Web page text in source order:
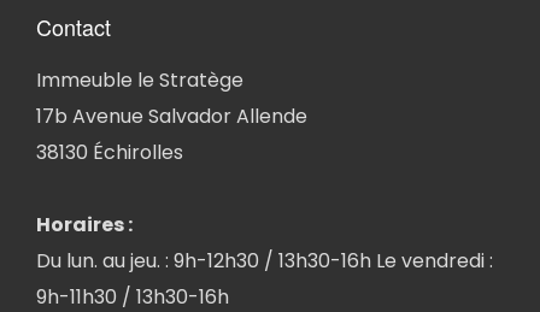
Contact
Immeuble le Stratège
17b Avenue Salvador Allende
38130 Échirolles
Horaires :
Du lun. au jeu. : 9h-12h30 / 13h30-16h Le vendredi :
9h-11h30 / 13h30-16h